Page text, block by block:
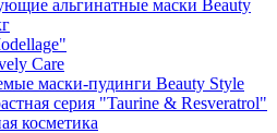
альгинатные маски Beauty
Care
маски-пудинги Beauty Style
серия "Taurine & Resveratrol"
косметика